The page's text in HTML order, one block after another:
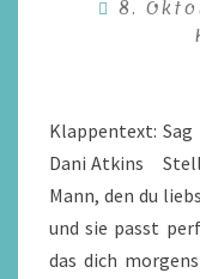
8.
Klappentext:
Dani Atkins Stell
Mann, den du
und sie passt
das dich